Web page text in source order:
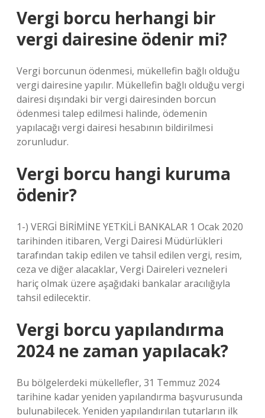
Vergi borcu herhangi bir
vergi dairesine ödenir mi?
Vergi borcunun ödenmesi, mükellefin bağlı olduğu
vergi dairesine yapılır. Mükellefin bağlı olduğu vergi
dairesi dışındaki bir vergi dairesinden borcun
ödenmesi talep edilmesi halinde, ödemenin
yapılacağı vergi dairesi hesabının bildirilmesi
zorunludur.
Vergi borcu hangi kuruma
ödenir?
1-) VERGİ BİRİMİNE YETKİLİ BANKALAR 1 Ocak 2020
tarihinden itibaren, Vergi Dairesi Müdürlükleri
tarafından takip edilen ve tahsil edilen vergi, resim,
ceza ve diğer alacaklar, Vergi Daireleri vezneleri
hariç olmak üzere aşağıdaki bankalar aracılığıyla
tahsil edilecektir.
Vergi borcu yapılandırma
2024 ne zaman yapılacak?
Bu bölgelerdeki mükellefler, 31 Temmuz 2024
tarihine kadar yeniden yapılandırma başvurusunda
bulunabilecek. Yeniden yapılandırılan tutarların ilk